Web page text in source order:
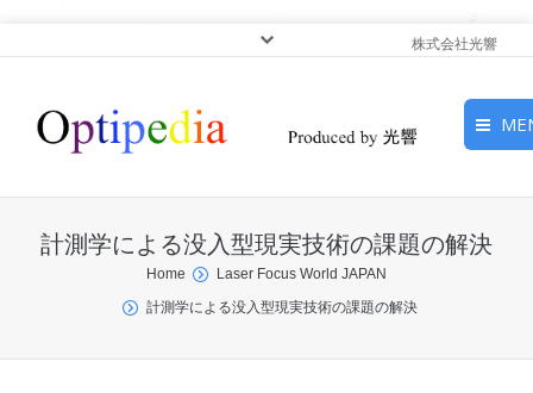
株式会社光響
ピックアップ
光基礎・光源
計測学による没入型現実技術の課題の解決
You are here:Home
Laser Focus World JAPAN
計測学による没入型現実技術の課題の解決